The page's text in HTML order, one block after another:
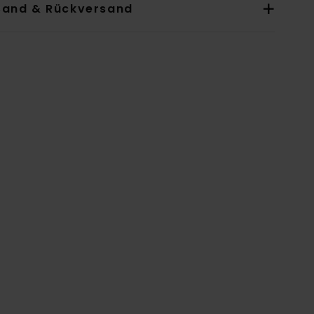
& Rückversand